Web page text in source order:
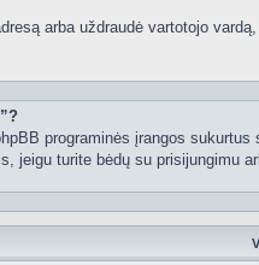
arba uždraudė vartotojo
programinės įrangos
jeigu turite bėdų su prisijungimu